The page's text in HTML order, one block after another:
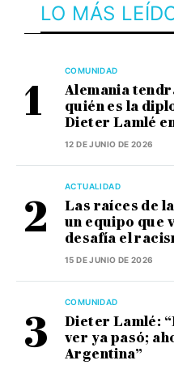
LO MÁS
COMUNIDAD
Alemania
quién es la
Dieter Lamlé
12 DE JUNIO DE 2026
ACTUALIDAD
Las raíces de
un equipo que
desafía el
15 DE JUNIO DE 2026
COMUNIDAD
Dieter Lamlé:
ver ya pasó;
Argentina”